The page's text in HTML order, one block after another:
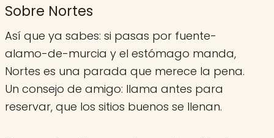
Sobre Nortes
Así que ya sabes: si pasas por fuente-
alamo-de-murcia y el estómago manda,
Nortes es una parada que merece la pena.
Un consejo de amigo: llama antes para
reservar, que los sitios buenos se llenan.